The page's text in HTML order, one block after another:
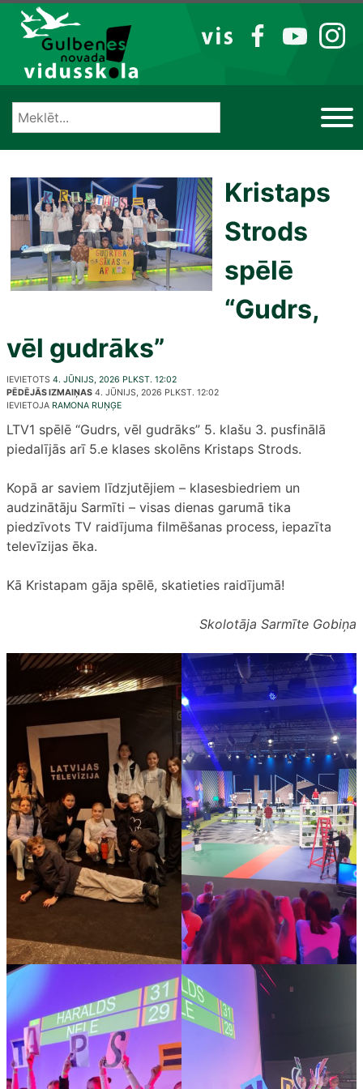
Izlaist
VIS
FB YT IG
Kristaps
Strods
spēlē
“Gudrs,
vēl gudrāks”
IEVIETOTS 4. JŪNIJS, 2026 PLKST. 12:02
PĒDĒJĀS IZMAIŅAS 4. JŪNIJS, 2026 PLKST. 12:02
IEVIETOJA RAMONA RUŅĢE
LTV1 spēlē “Gudrs, vēl gudrāks” 5. klašu 3. pusfinālā
piedalījās arī 5.e klases skolēns Kristaps Strods.
Kopā ar saviem līdzjutējiem – klasesbiedriem un
audzinātāju Sarmīti – visas dienas garumā tika
piedzīvots TV raidījuma filmēšanas process, iepazīta
televīzijas ēka.
Kā Kristapam gāja spēlē, skatieties raidījumā!
Skolotāja Sarmīte Gobiņa